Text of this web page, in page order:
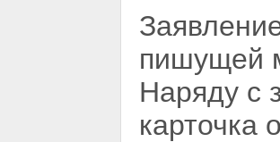
пишущей
Наряду с
карточка